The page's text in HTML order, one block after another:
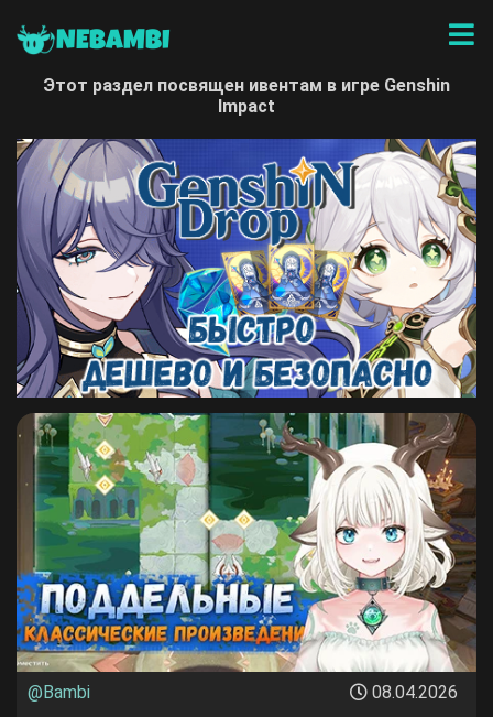
NEBAMBI
Этот раздел посвящен ивентам в игре Genshin
Impact
@Bambi 08.04.2026